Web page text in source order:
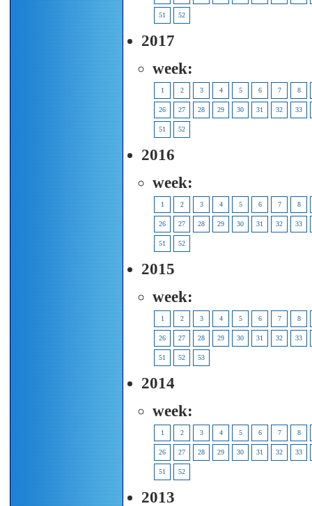
51 52
2017
week:
1 2 3 4 5 6 7 8
26 27 28 29 30 31 32 33
51 52
2016
week:
1 2 3 4 5 6 7 8
26 27 28 29 30 31 32 33
51 52
2015
week:
1 2 3 4 5 6 7 8
26 27 28 29 30 31 32 33
51 52 53
2014
week:
1 2 3 4 5 6 7 8
26 27 28 29 30 31 32 33
51 52
2013